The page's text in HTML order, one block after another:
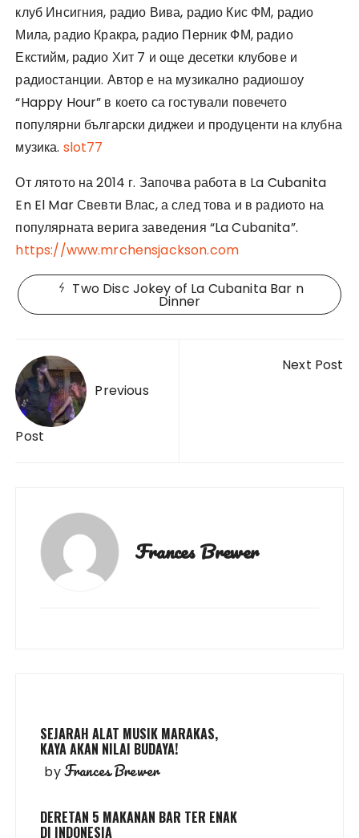
клуб Инсигния, радио Вива, радио Кис ФМ, радио
Мила, радио Кракра, радио Перник ФМ, радио
Екстийм, радио Хит 7 и още десетки клубове и
радиостанции. Автор е на музикално радиошоу
“Happy Hour” в което са гостували повечето
популярни български диджеи и продуценти на клубна
музика. slot77
От лятото на 2014 г. Започва работа в La Cubanita
En El Mar Свевти Влас, а след това и в радиото на
популярната верига заведения “La Cubanita”.
https://www.mrchensjackson.com
Two Disc Jokey of La Cubanita Bar n
Dinner
Post
navigation
Previous
Post
Next Post
Frances Brewer
SEJARAH ALAT MUSIK MARAKAS,
KAYA AKAN NILAI BUDAYA!
byFrances Brewer
DERETAN 5 MAKANAN BAR TER ENAK
DI INDONESIA